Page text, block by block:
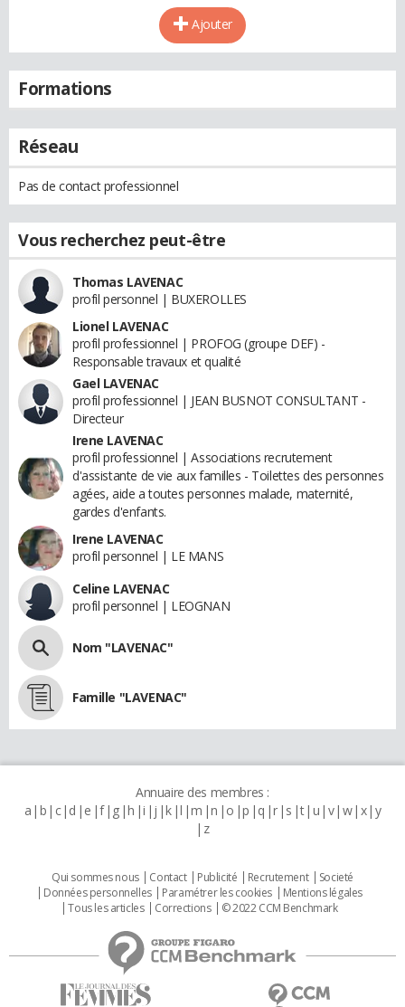
Ajouter
Formations
Réseau
Pas de contact professionnel
Vous recherchez peut-être
Thomas LAVENAC
profil personnel | BUXEROLLES
Lionel LAVENAC
profil professionnel | PROFOG (groupe DEF) -
Responsable travaux et qualité
Gael LAVENAC
profil professionnel | JEAN BUSNOT CONSULTANT -
Directeur
Irene LAVENAC
profil professionnel | Associations recrutement
d'assistante de vie aux familles - Toilettes des personnes
agées, aide a toutes personnes malade, maternité,
gardes d'enfants.
Irene LAVENAC
profil personnel | LE MANS
Celine LAVENAC
profil personnel | LEOGNAN
Nom "LAVENAC"
Famille "LAVENAC"
Annuaire des membres :
a b c d e f g h i j k l m n o p q r s t u v w x y
z
Qui sommes nous Contact Publicité Recrutement
Societé
Données personnelles
Paramétrer les cookies
Mentions légales
Tous les articles
Corrections © 2022 CCM Benchmark